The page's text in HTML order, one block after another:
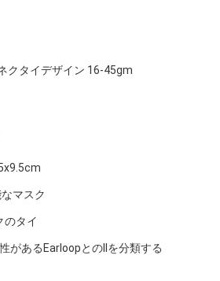
クタイデザイン 16-45gm
マスク
のタイ
があるEarloopとのIIを分類する